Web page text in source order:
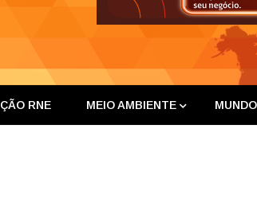
RNE MEIO AMBIENTE MUNDO